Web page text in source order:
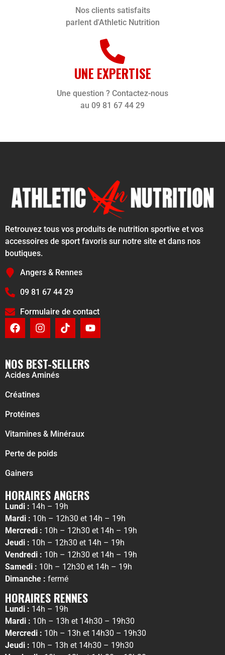
Nos clients satisfaits
parlent d'Athletic Nutrition
UNE EXPERTISE
Une question ? Contactez-nous
au 09 81 67 44 29
Retrouvez tous vos produits de nutrition sportive et vos
accessoires de sport favoris sur notre site et dans nos
boutiques.
Angers & Rennes
09 81 67 44 29
Formulaire de contact
NOS BEST-SELLERS
Acides Aminés
Créatines
Protéines
Vitamines & Minéraux
Perte de poids
Gainers
HORAIRES ANGERS
Lundi : 14h – 19h
Mardi : 10h – 12h30 et 14h – 19h
Mercredi : 10h – 12h30 et 14h – 19h
Jeudi : 10h – 12h30 et 14h – 19h
Vendredi : 10h – 12h30 et 14h – 19h
Samedi : 10h – 12h30 et 14h – 19h
Dimanche : fermé
HORAIRES RENNES
Lundi : 14h – 19h
Mardi : 10h – 13h et 14h30 – 19h30
Mercredi : 10h – 13h et 14h30 – 19h30
Jeudi : 10h – 13h et 14h30 – 19h30